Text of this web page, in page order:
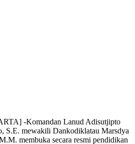
-Komandan Lanud Adisutjipto
S.E. mewakili Dankodiklatau Marsdya
membuka secara resmi pendidikan